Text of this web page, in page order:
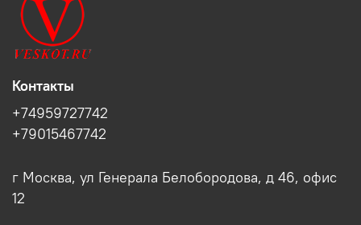
Контакты
+74959727742
+79015467742
г Москва, ул Генерала Белобородова, д 46, офис
12